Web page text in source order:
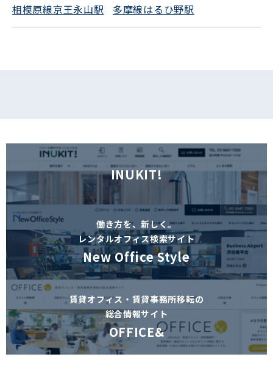
相模原線京王永山駅
多摩線はるひ野駅
INUKIT!
働き方を、新しく。
レンタルオフィス検索サイト
New Office Style
賃貸オフィス・賃貸事務所移転の
総合情報サイト
OFFICE&